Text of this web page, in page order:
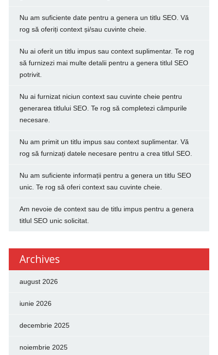
Nu am suficiente date pentru a genera un titlu SEO. Vă
rog să oferiți context și/sau cuvinte cheie.
Nu ai oferit un titlu impus sau context suplimentar. Te rog
să furnizezi mai multe detalii pentru a genera titlul SEO
potrivit.
Nu ai furnizat niciun context sau cuvinte cheie pentru
generarea titlului SEO. Te rog să completezi câmpurile
necesare.
Nu am primit un titlu impus sau context suplimentar. Vă
rog să furnizați datele necesare pentru a crea titlul SEO.
Nu am suficiente informații pentru a genera un titlu SEO
unic. Te rog să oferi context sau cuvinte cheie.
Am nevoie de context sau de titlu impus pentru a genera
titlul SEO unic solicitat.
Archives
august 2026
iunie 2026
decembrie 2025
noiembrie 2025